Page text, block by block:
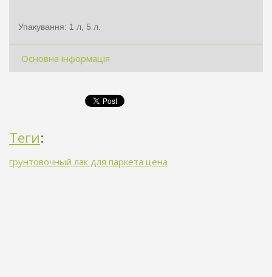
Упакування: 1 л, 5 л.
Основна інформація
Теги:
грунтовочный лак для паркета цена